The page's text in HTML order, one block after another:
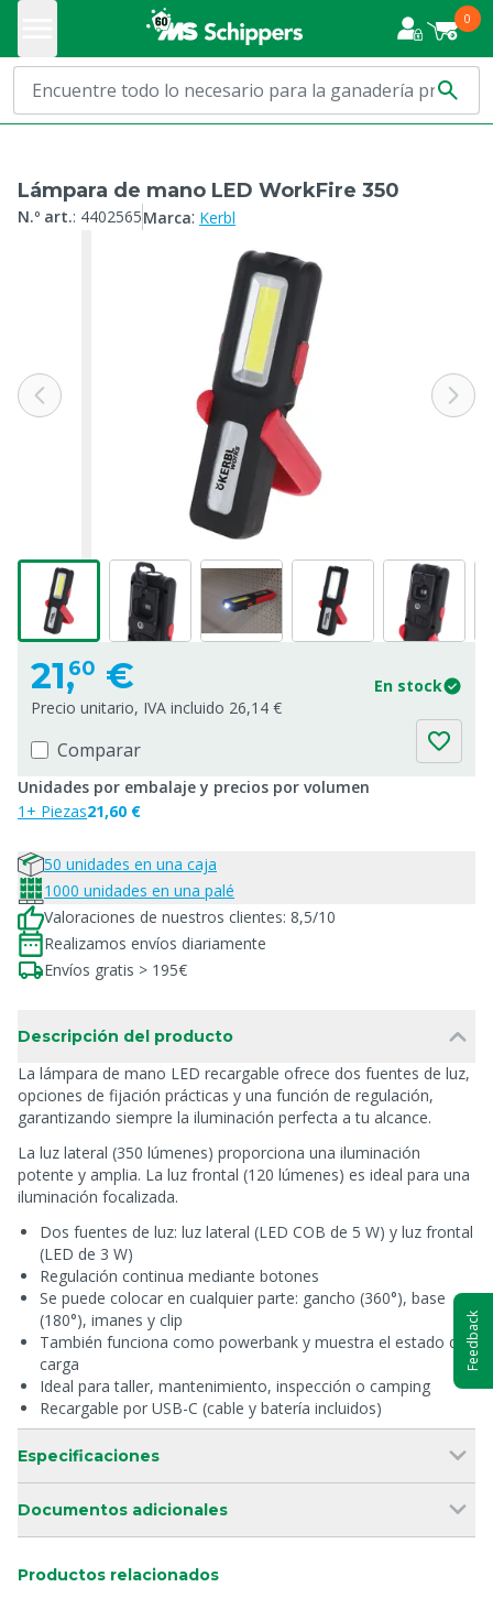
0
Lámpara de mano LED WorkFire 350
N.º art.: 4402565Marca: Kerbl
21,60 €
En stock
Precio unitario, IVA incluido 26,14 €
Comparar
Unidades por embalaje y precios por volumen
1+ Piezas21,60 €
50 unidades en una caja
1000 unidades en una palé
Valoraciones de nuestros clientes: 8,5/10
Realizamos envíos diariamente
Envíos gratis > 195€
Descripción del producto
La lámpara de mano LED recargable ofrece dos fuentes de luz,
opciones de fijación prácticas y una función de regulación,
garantizando siempre la iluminación perfecta a tu alcance.
La luz lateral (350 lúmenes) proporciona una iluminación
potente y amplia. La luz frontal (120 lúmenes) es ideal para una
iluminación focalizada.
Dos fuentes de luz: luz lateral (LED COB de 5 W) y luz frontal
(LED de 3 W)
Regulación continua mediante botones
Se puede colocar en cualquier parte: gancho (360°), base
(180°), imanes y clip
También funciona como powerbank y muestra el estado de
carga
Ideal para taller, mantenimiento, inspección o camping
Recargable por USB-C (cable y batería incluidos)
Especificaciones
Documentos adicionales
Productos relacionados
Feedback